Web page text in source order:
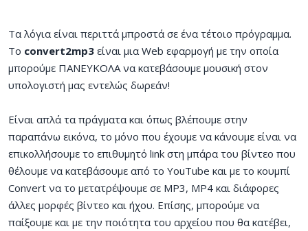
Τα λόγια είναι περιττά μπροστά σε ένα τέτοιο πρόγραμμα.
Το convert2mp3 είναι μια Web εφαρμογή με την οποία
μπορούμε ΠΑΝΕΥΚΟΛΑ να κατεβάσουμε μουσική στον
υπολογιστή μας εντελώς δωρεάν!
Είναι απλά τα πράγματα και όπως βλέπουμε στην
παραπάνω εικόνα, το μόνο που έχουμε να κάνουμε είναι να
επικολλήσουμε το επιθυμητό link στη μπάρα του βίντεο που
θέλουμε να κατεβάσουμε από το YouTube και με το κουμπί
Convert να το μετατρέψουμε σε MP3, MP4 και διάφορες
άλλες μορφές βίντεο και ήχου. Επίσης, μπορούμε να
παίξουμε και με την ποιότητα του αρχείου που θα κατέβει,